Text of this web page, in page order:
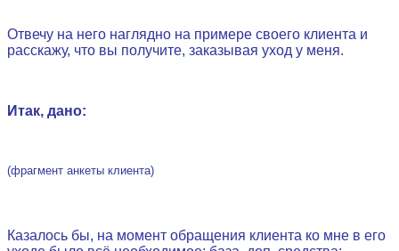
Отвечу на него наглядно на примере своего клиента и
расскажу, что вы получите, заказывая уход у меня.
Итак, дано:
(фрагмент анкеты клиента)
Казалось бы, на момент обращения клиента ко мне в его